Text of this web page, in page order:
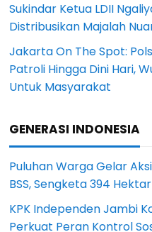
Sukindar Ketua LDII
Distribusikan Majalah
Jakarta On The Spot:
Patroli Hingga Dini Hari,
Untuk Masyarakat
GENERASI INDONESIA
Puluhan Warga Gelar
BSS, Sengketa 394
KPK Independen Jambi
Perkuat Peran Kontrol